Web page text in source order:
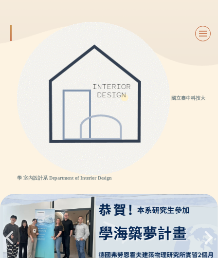
要
國立臺中科技大
學 室內設計系 Department of Interior Design